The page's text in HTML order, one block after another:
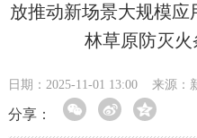
放推动新场景大规模
林草原防灭火
日期：2025-11-01 13:00 来源：
分享：